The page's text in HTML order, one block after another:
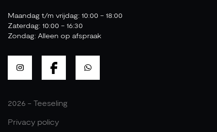
Maandag t/m vrijdag: 10:00 - 18:00
Zaterdag: 10:00 - 16:30
Zondag: Alleen op afspraak
2026 - Teeseling
Privacy policy